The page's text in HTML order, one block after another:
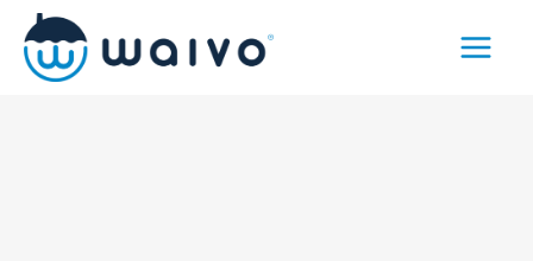
Zum
Inhalt
springen